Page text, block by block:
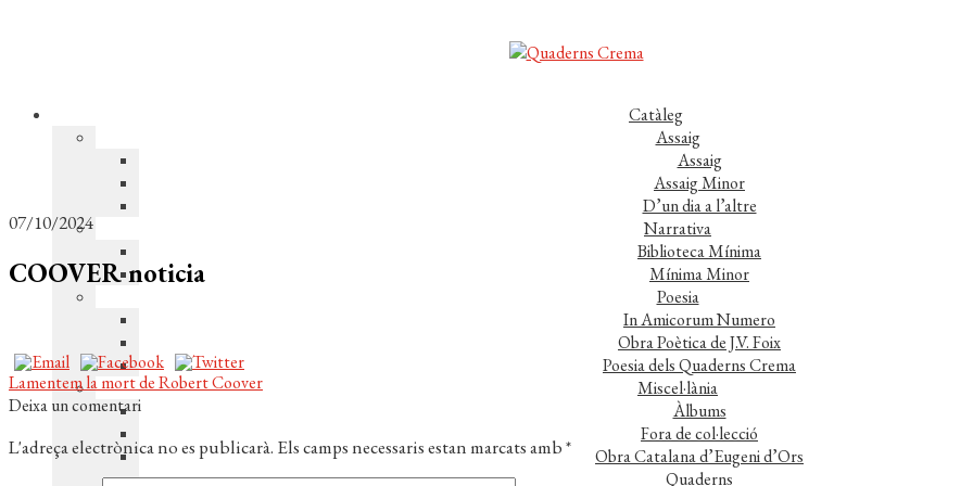
Catàleg
Assaig
Assaig
Assaig Minor
D’un dia a l’altre
Narrativa
Biblioteca Mínima
Mínima Minor
Poesia
In Amicorum Numero
Obra Poètica de J.V. Foix
Poesia dels Quaderns Crema
Miscel·lània
Àlbums
Fora de col·lecció
Obra Catalana d’Eugeni d’Ors
Quaderns
07/10/2024
COOVER noticia
Navegació
d'entrades
Entrada
anterior:
Lamentem la mort de Robert Coover
Deixa un comentari
L'adreça electrònica no es publicarà. Els camps necessaris estan marcats amb*